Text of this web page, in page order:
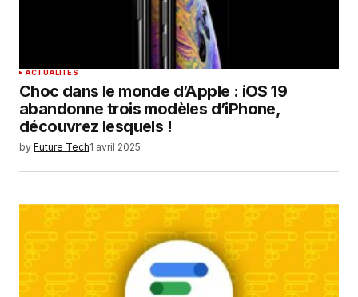
ACTUALITÉS
Choc dans le monde d’Apple : iOS 19
abandonne trois modèles d’iPhone,
découvrez lesquels !
by Future Tech1 avril 2025